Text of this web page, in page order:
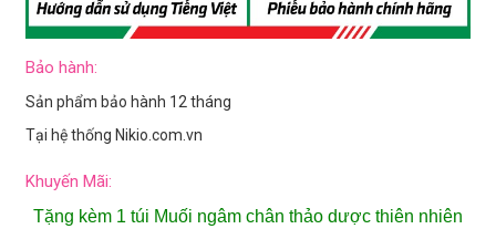
Bảo hành:
Sản phẩm bảo hành 12 tháng
Tại hệ thống Nikio.com.vn
Khuyến Mãi:
Tặng kèm 1 túi Muối ngâm chân thảo dược thiên nhiên